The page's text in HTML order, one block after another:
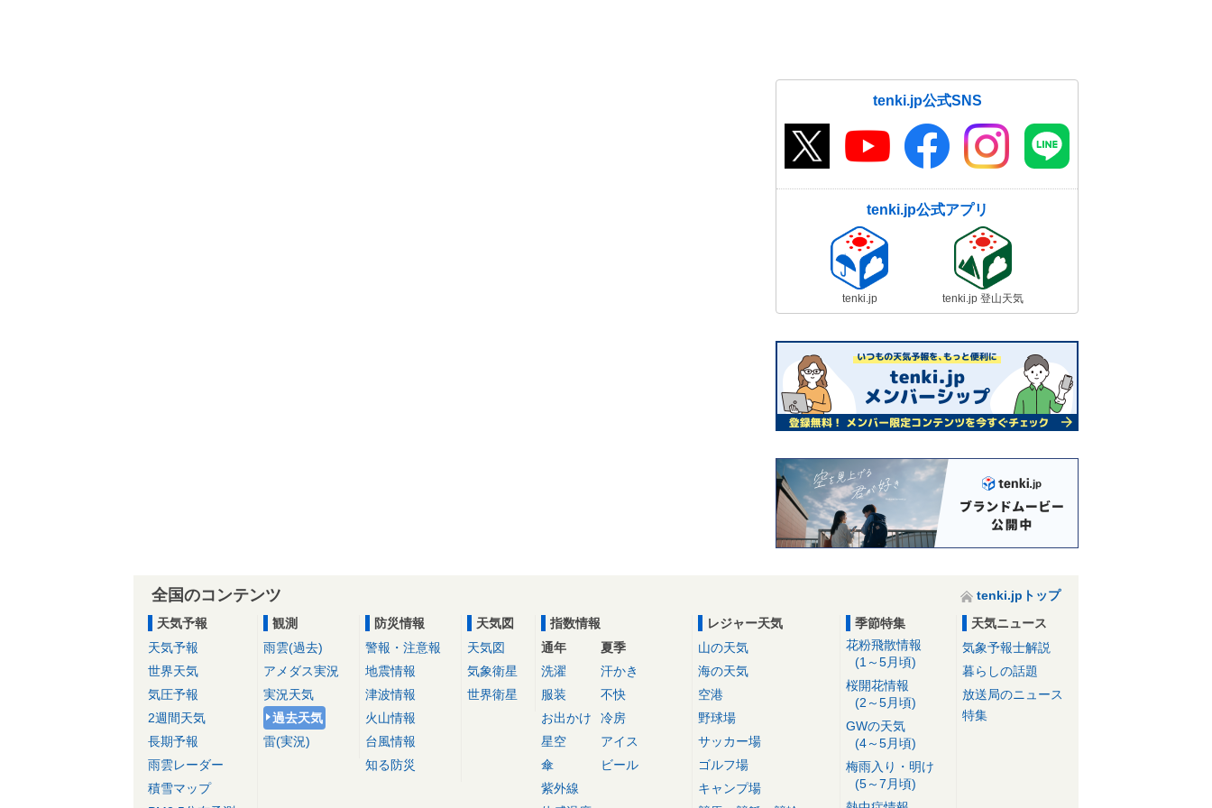
tenki.jp公式SNS
tenki.jp公式アプリ
tenki.jp tenki.jp 登山天気
全国のコンテンツ
tenki.jpトップ
天気予報
天気予報
世界天気
気圧予報
2週間天気
長期予報
雨雲レーダー
積雪マップ
観測
雨雲(過去)
アメダス実況
実況天気
過去天気
雷(実況)
防災情報
警報・注意報
地震情報
津波情報
火山情報
台風情報
知る防災
天気図
天気図
気象衛星
世界衛星
指数情報
通年
洗濯
服装
お出かけ
星空
傘
紫外線
夏季
汗かき
不快
冷房
アイス
ビール
レジャー天気
山の天気
海の天気
空港
野球場
サッカー場
ゴルフ場
キャンプ場
季節特集
花粉飛散情報
(1～5月頃)
桜開花情報
(2～5月頃)
GWの天気
(4～5月頃)
梅雨入り・明け
(5～7月頃)
天気ニュース
気象予報士解説
暮らしの話題
放送局のニュース
特集